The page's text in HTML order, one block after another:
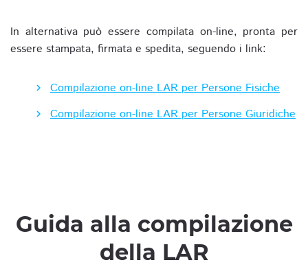
In alternativa può essere compilata on-line, pronta per
essere stampata, firmata e spedita, seguendo i link:
Compilazione on-line LAR per Persone Fisiche
Compilazione on-line LAR per Persone Giuridiche
Guida alla compilazione
della LAR